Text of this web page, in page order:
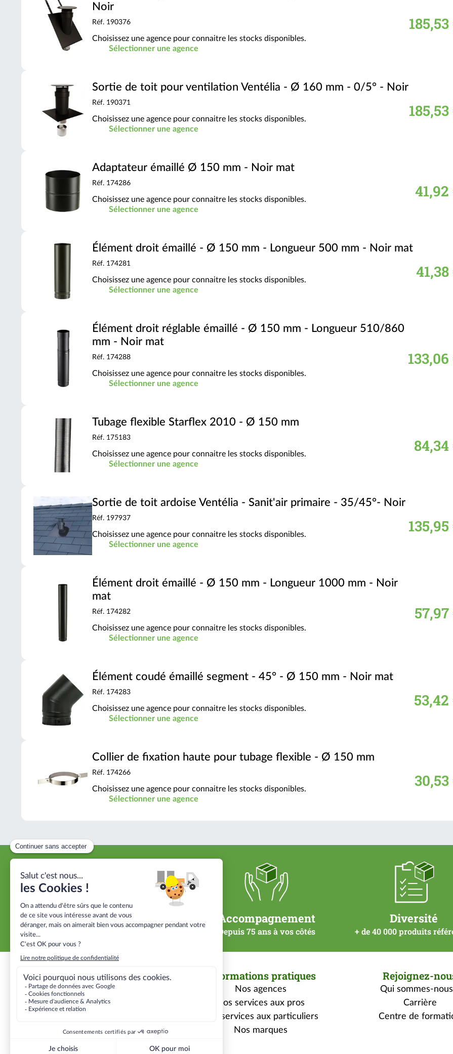
Noir
Réf. 190376
Choisissez une agence pour connaitre les stocks disponibles.
Sélectionner une agence
185,53
Sortie de toit pour ventilation Ventélia - Ø 160 mm - 0/5° - Noir
Réf. 190371
Choisissez une agence pour connaitre les stocks disponibles.
Sélectionner une agence
185,53
Adaptateur émaillé Ø 150 mm - Noir mat
Réf. 174286
Choisissez une agence pour connaitre les stocks disponibles.
Sélectionner une agence
41,92
Élément droit émaillé - Ø 150 mm - Longueur 500 mm - Noir mat
Réf. 174281
Choisissez une agence pour connaitre les stocks disponibles.
Sélectionner une agence
41,38
Élément droit réglable émaillé - Ø 150 mm - Longueur 510/860
mm - Noir mat
Réf. 174288
Choisissez une agence pour connaitre les stocks disponibles.
Sélectionner une agence
133,06
Tubage flexible Starflex 2010 - Ø 150 mm
Réf. 175183
Choisissez une agence pour connaitre les stocks disponibles.
Sélectionner une agence
84,34
Sortie de toit ardoise Ventélia - Sanit'air primaire - 35/45°- Noir
Réf. 197937
Choisissez une agence pour connaitre les stocks disponibles.
Sélectionner une agence
135,95
Élément droit émaillé - Ø 150 mm - Longueur 1000 mm - Noir
mat
Réf. 174282
Choisissez une agence pour connaitre les stocks disponibles.
Sélectionner une agence
57,97
Élément coudé émaillé segment - 45° - Ø 150 mm - Noir mat
Réf. 174283
Choisissez une agence pour connaitre les stocks disponibles.
Sélectionner une agence
53,42
Collier de fixation haute pour tubage flexible - Ø 150 mm
Réf. 174266
Choisissez une agence pour connaitre les stocks disponibles.
Sélectionner une agence
30,53
Proximité
40 agences près de vos chantiers
Accompagnement
Depuis 75 ans à vos côtés
Diversité
+ de 40 000 produits
Nous contacter
Contact
Informations pratiques
Nos agences
Nos services aux pros
Nos services aux particuliers
Nos marques
Rejoignez-
Qui sommes-
Carrière
Centre de